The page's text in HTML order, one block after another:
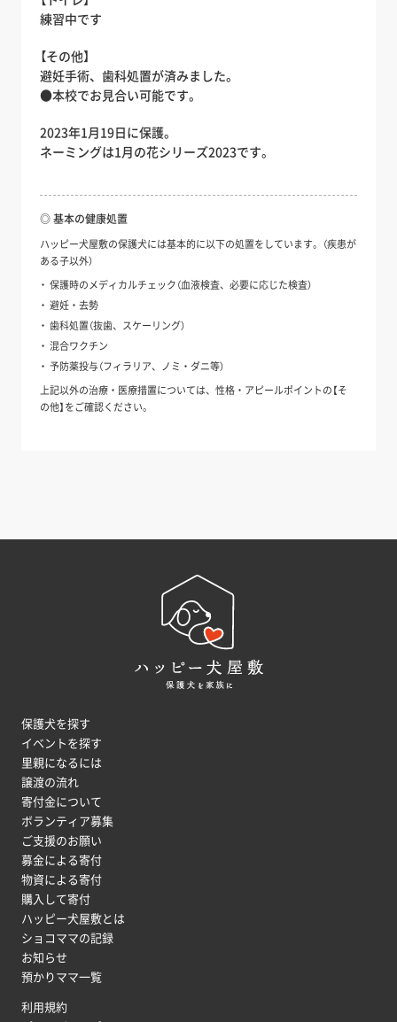
練習中です
【その他】
避妊手術、歯科処置が済みました。
●本校でお見合い可能です。
2023年1月19日に保護。
ネーミングは1月の花シリーズ2023です。
◎ 基本の健康処置
ハッピー犬屋敷の保護犬には基本的に以下の処置をしています。（疾患が
ある子以外）
保護時のメディカルチェック（血液検査、必要に応じた検査）
避妊・去勢
歯科処置（抜歯、スケーリング）
混合ワクチン
予防薬投与（フィラリア、ノミ・ダニ等）
上記以外の治療・医療措置については、性格・アピールポイントの【そ
の他】をご確認ください。
保護犬を探す
イベントを探す
里親になるには
譲渡の流れ
寄付金について
ボランティア募集
ご支援のお願い
募金による寄付
物資による寄付
購入して寄付
ハッピー犬屋敷とは
ショコママの記録
お知らせ
預かりママ一覧
利用規約